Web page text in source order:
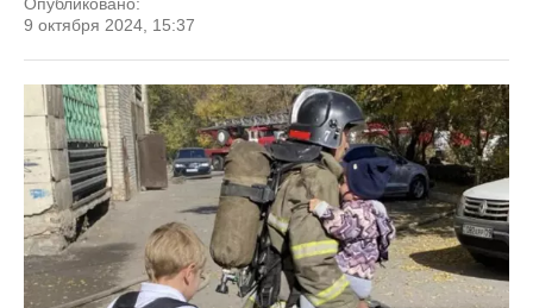
9 октября 2024, 15:37